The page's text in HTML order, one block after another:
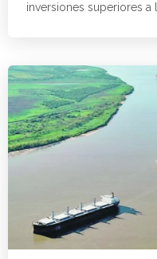
inversiones superiores a